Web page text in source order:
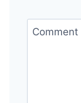
Comment